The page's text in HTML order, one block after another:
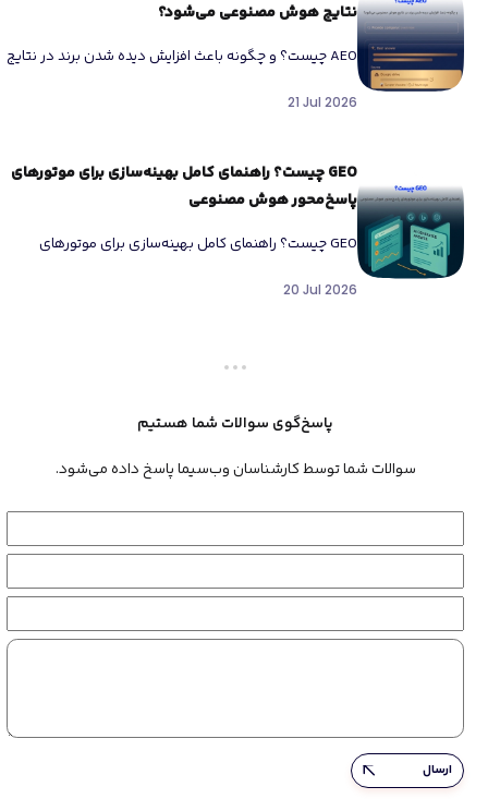
نتایج هوش مصنوعی می‌شود؟
AEO چیست؟ و چگونه باعث افزایش دیده شدن برند در نتایج
هوش مصنوعی می‌شود؟ امروز جستجو در اینترنت دیگر
شبیه […]
21 Jul 2026
GEO چیست؟ راهنمای کامل بهینه‌سازی برای موتورهای
پاسخ‌محور هوش مصنوعی
GEO چیست؟ راهنمای کامل بهینه‌سازی برای موتورهای
پاسخ‌محور هوش مصنوعی در چند سال اخیر نحوه جستجوی
کاربران تغییر کرده است. […]
20 Jul 2026
پاسخ‌گوی سوالات شما هستیم
سوالات شما توسط کارشناسان وب‌سیما پاسخ داده می‌شود.
ارسال